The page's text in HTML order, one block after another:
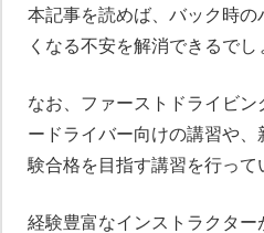
本記事を読めば、バック時
くなる不安を解消できるでし
なお、ファーストドライビ
ードライバー向けの講習や
験合格を目指す講習を行って
経験豊富なインストラクタ